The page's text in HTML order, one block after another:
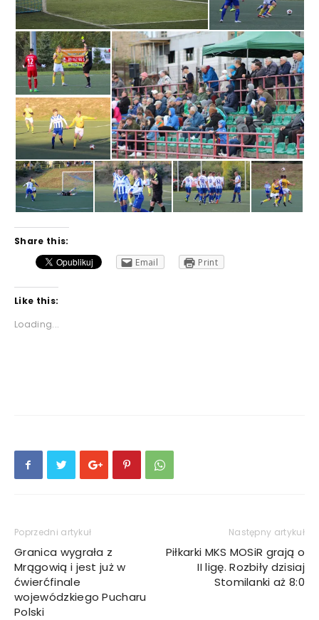
Share this:
Email
Print
Like this:
Loading...
Poprzedni artykuł
Granica wygrała z
Mrągowią i jest już w
ćwierćfinale
wojewódzkiego Pucharu
Polski
Następny artykuł
Piłkarki MKS MOSiR grają o
II ligę. Rozbiły dzisiaj
Stomilanki aż 8:0